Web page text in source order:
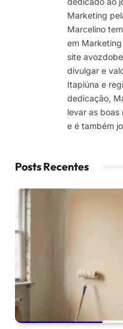
Marketing
Marcelino
em
site
divulgar e
Itapiúna e
dedicação,
levar as boas
e é também
Posts Recentes